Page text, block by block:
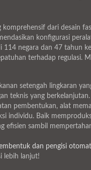
komprehensif dari desain
konfigurasi
negara dan 47 tahun
terhadap regulasi.
setengah lingkaran
teknis yang
pembentukan, alat
individu. Baik
efisien sambil
dan pengisi
lebih lanjut!